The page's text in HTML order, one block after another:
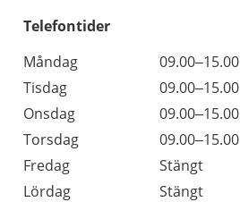
Telefontider
Måndag
09.00–15.00
Tisdag
09.00–15.00
Onsdag
09.00–15.00
Torsdag
09.00–15.00
Fredag
Stängt
Lördag
Stängt